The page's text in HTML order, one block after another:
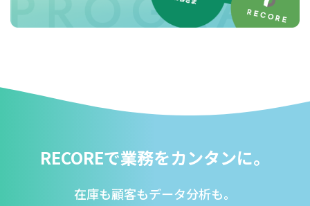
RECOREで業務をカンタンに。
在庫も顧客もデータ分析も。